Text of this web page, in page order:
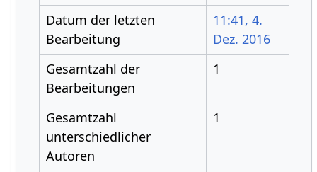
Datum der letzten
Bearbeitung
11:41, 4.
Dez. 2016
Gesamtzahl der
Bearbeitungen
1
Gesamtzahl
unterschiedlicher
Autoren
1